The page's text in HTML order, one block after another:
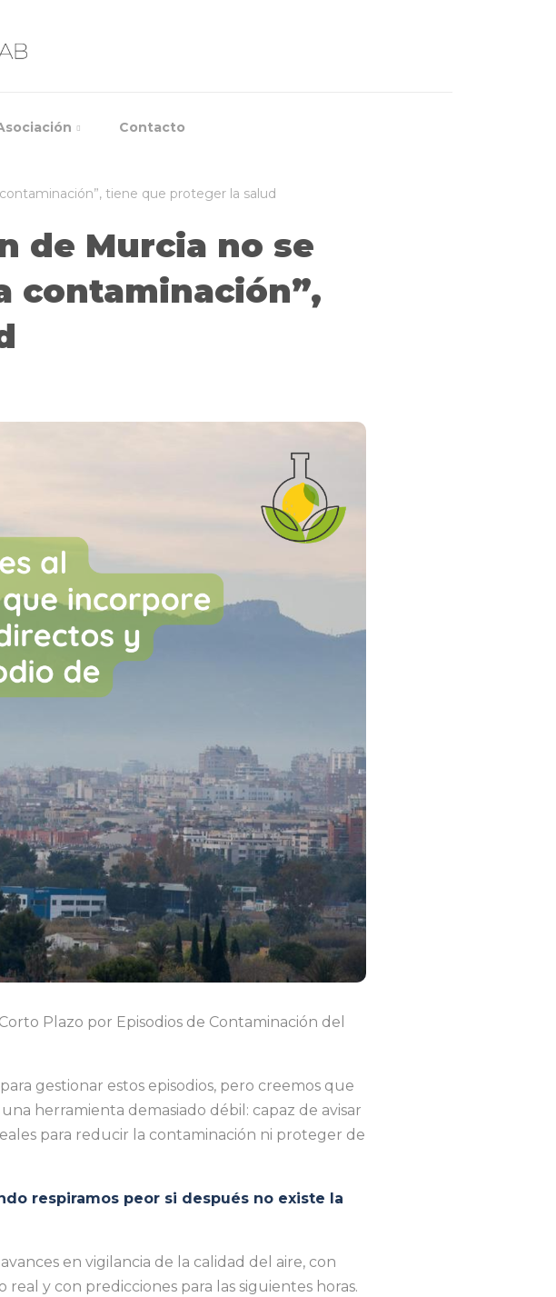
Contacto
tiene que proteger la salud
de Murcia no se
contaminación”,
Plazo por Episodios de Contaminación del
gestionar estos episodios, pero creemos que
herramienta demasiado débil: capaz de avisar
para reducir la contaminación ni proteger de
respiramos peor si después no existe la
en vigilancia de la calidad del aire, con
y con predicciones para las siguientes horas.